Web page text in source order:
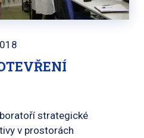
strategické
v prostorách